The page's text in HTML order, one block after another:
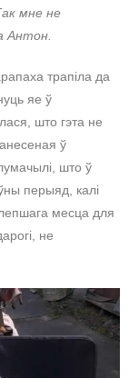
мне не
Антон.
трапіла да
яе ў
што гэта не
ў
што ў
перыяд, калі
месца для
не